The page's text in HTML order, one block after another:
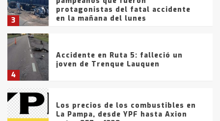
3
protagonistas del fatal accidente
en la mañana del lunes
4
Accidente en Ruta 5: falleció un
joven de Trenque Lauquen
Los precios de los combustibles en
La Pampa, desde YPF hasta Axion